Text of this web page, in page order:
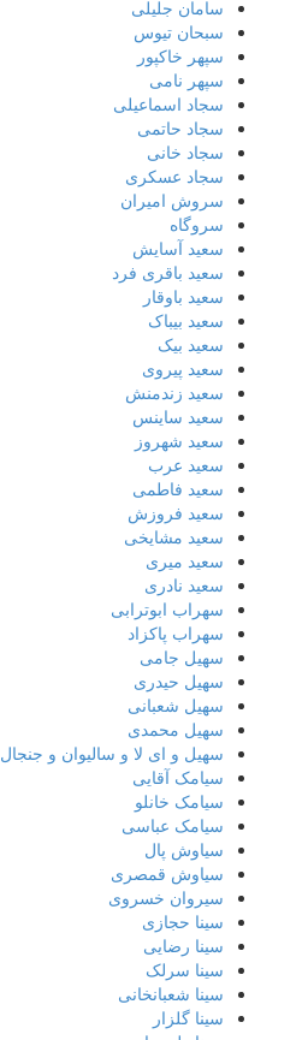
سامان جلیلی
سبحان تیوس
سپهر خاکپور
سپهر نامی
سجاد اسماعیلی
سجاد حاتمی
سجاد خانی
سجاد عسکری
سروش امیران
سروگاه
سعید آسایش
سعید باقری فرد
سعید باوقار
سعید بیباک
سعید بیک
سعید پیروی
سعید زندمنش
سعید ساینس
سعید شهروز
سعید عرب
سعید فاطمی
سعید فروزش
سعید مشایخی
سعید میری
سعید نادری
سهراب ابوترابی
سهراب پاکزاد
سهیل جامی
سهیل حیدری
سهیل شعبانی
سهیل محمدی
سهیل و ای لا و سالیوان و جنجال
سیامک آقایی
سیامک خانلو
سیامک عباسی
سیاوش پال
سیاوش قمصری
سیروان خسروی
سینا حجازی
سینا رضایی
سینا سرلک
سینا شعبانخانی
سینا گلزار